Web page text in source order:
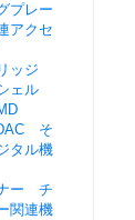
プレー
アクセ
ッジ
ェル
そ
タル機
ー チ
関連機